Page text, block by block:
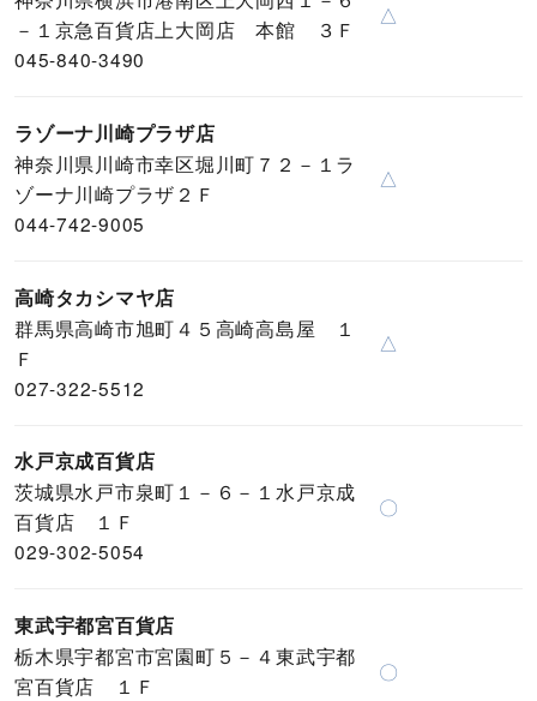
－１京急百貨店上大岡店 本館 ３Ｆ
045-840-3490
△
ラゾーナ川崎プラザ店
神奈川県川崎市幸区堀川町７２－１ラ
ゾーナ川崎プラザ２Ｆ
044-742-9005
△
高崎タカシマヤ店
群馬県高崎市旭町４５高崎高島屋 １
Ｆ
027-322-5512
△
水戸京成百貨店
茨城県水戸市泉町１－６－１水戸京成
百貨店 １Ｆ
029-302-5054
〇
東武宇都宮百貨店
栃木県宇都宮市宮園町５－４東武宇都
宮百貨店 １Ｆ
〇